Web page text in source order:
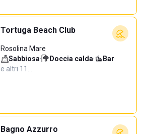
Tortuga Beach Club
Rosolina Mare
Sabbiosa· Doccia calda· Bar·
e altri 11…
Bagno Azzurro